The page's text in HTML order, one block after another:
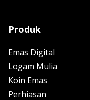
Produk
Emas Digital
Logam Mulia
Koin Emas
Perhiasan